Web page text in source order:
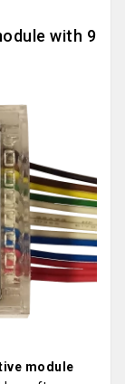
with 9
module